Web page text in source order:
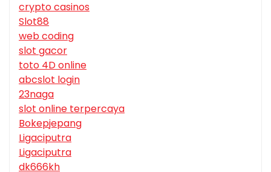
crypto casinos
Slot88
web coding
slot gacor
toto 4D online
abcslot login
23naga
slot online terpercaya
Bokepjepang
Ligaciputra
Ligaciputra
dk666kh